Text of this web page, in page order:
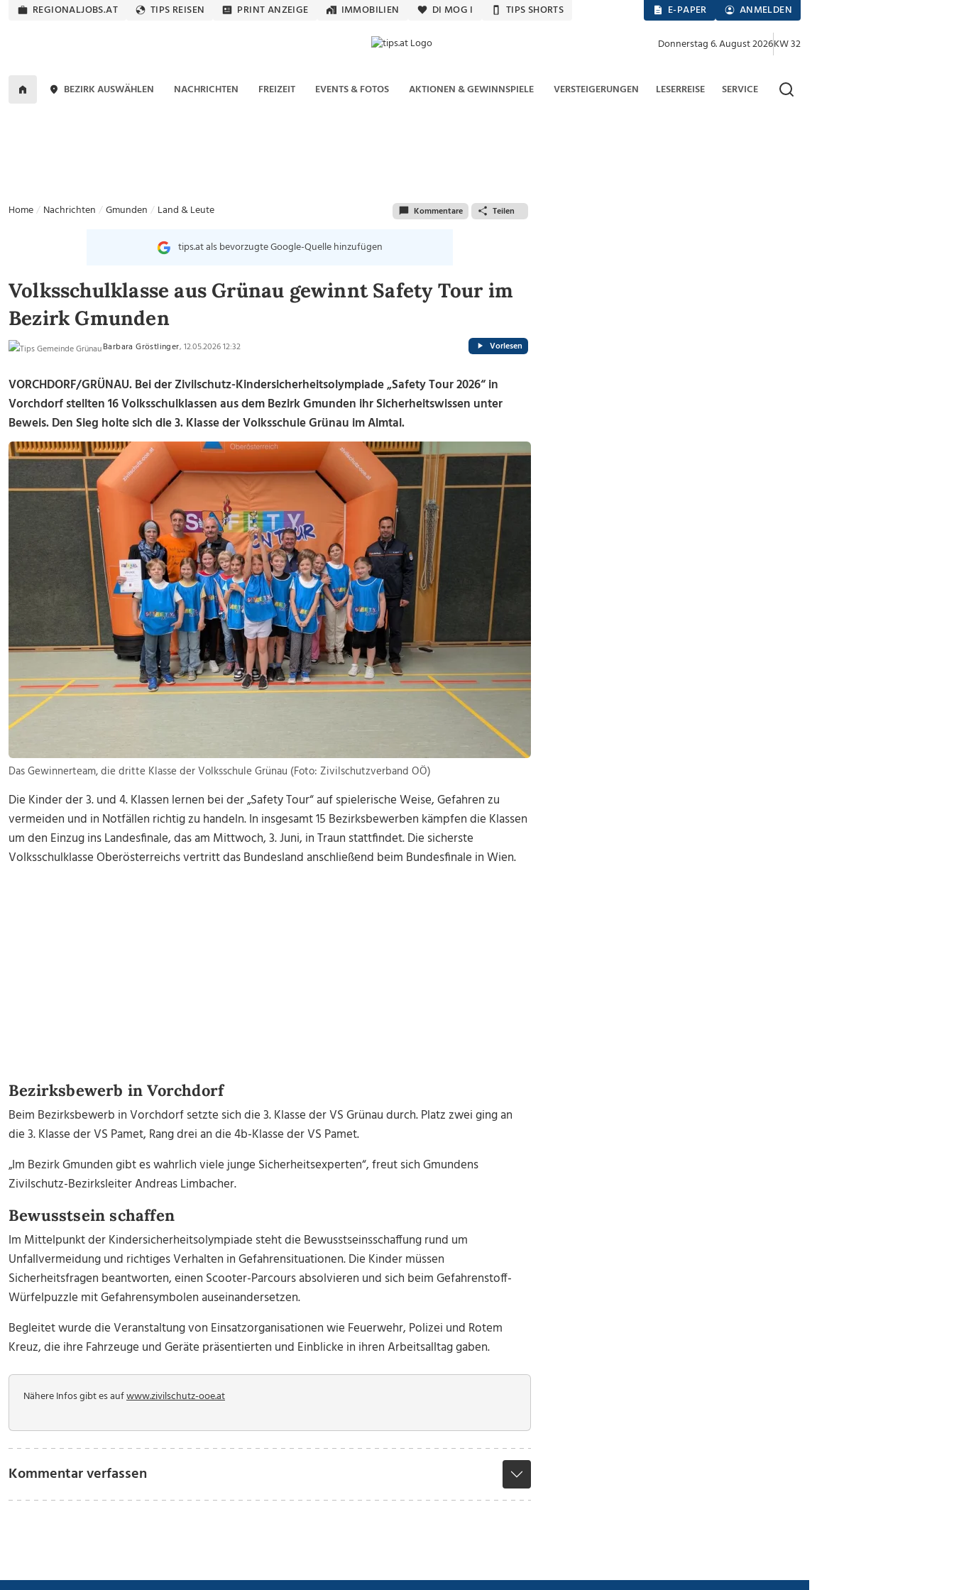
REGIONALJOBS.AT TIPS REISEN PRINT ANZEIGE IMMOBILIEN DI MOG I TIPS SHORTS E-PAPER ANMELDEN
Donnerstag 6. August 2026KW 32
BEZIRK AUSWÄHLEN NACHRICHTEN FREIZEIT EVENTS & FOTOS AKTIONEN & GEWINNSPIELE VERSTEIGERUNGEN LESERREISE SERVICE
Home Nachrichten Gmunden Land & Leute Kommentare Teilen
tips.at als bevorzugte Google-Quelle hinzufügen
Volksschulklasse aus Grünau gewinnt Safety Tour im
Bezirk Gmunden
Barbara Gröstlinger, 12.05.2026 12:32 Vorlesen
VORCHDORF/GRÜNAU. Bei der Zivilschutz-Kindersicherheitsolympiade „Safety Tour 2026“ in
Vorchdorf stellten 16 Volksschulklassen aus dem Bezirk Gmunden ihr Sicherheitswissen unter
Beweis. Den Sieg holte sich die 3. Klasse der Volksschule Grünau im Almtal.
Das Gewinnerteam, die dritte Klasse der Volksschule Grünau (Foto: Zivilschutzverband OÖ)
Die Kinder der 3. und 4. Klassen lernen bei der „Safety Tour“ auf spielerische Weise, Gefahren zu
vermeiden und in Notfällen richtig zu handeln. In insgesamt 15 Bezirksbewerben kämpfen die Klassen
um den Einzug ins Landesfinale, das am Mittwoch, 3. Juni, in Traun stattfindet. Die sicherste
Volksschulklasse Oberösterreichs vertritt das Bundesland anschließend beim Bundesfinale in Wien.
Bezirksbewerb in Vorchdorf
Beim Bezirksbewerb in Vorchdorf setzte sich die 3. Klasse der VS Grünau durch. Platz zwei ging an
die 3. Klasse der VS Pamet, Rang drei an die 4b-Klasse der VS Pamet.
„Im Bezirk Gmunden gibt es wahrlich viele junge Sicherheitsexperten“, freut sich Gmundens
Zivilschutz-Bezirksleiter Andreas Limbacher.
Bewusstsein schaffen
Im Mittelpunkt der Kindersicherheitsolympiade steht die Bewusstseinsschaffung rund um
Unfallvermeidung und richtiges Verhalten in Gefahrensituationen. Die Kinder müssen
Sicherheitsfragen beantworten, einen Scooter-Parcours absolvieren und sich beim Gefahrenstoff-
Würfelpuzzle mit Gefahrensymbolen auseinandersetzen.
Begleitet wurde die Veranstaltung von Einsatzorganisationen wie Feuerwehr, Polizei und Rotem
Kreuz, die ihre Fahrzeuge und Geräte präsentierten und Einblicke in ihren Arbeitsalltag gaben.
Nähere Infos gibt es aufwww.zivilschutz-ooe.at
Kommentar verfassen